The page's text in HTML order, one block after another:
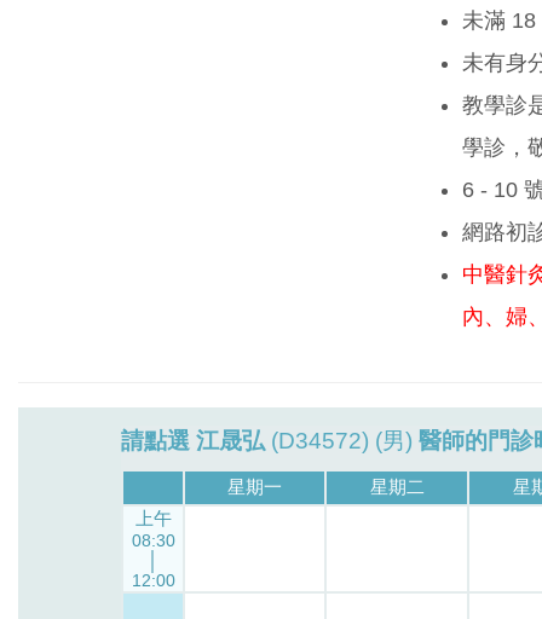
未滿 18
未有身
教學診
學診，
6 - 10
網路初
中醫針
內、婦